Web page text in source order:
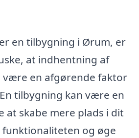
en tilbygning i Ørum, er
at indhentning af
være en afgørende faktor
tilbygning kan være en
at skabe mere plads i dit
og øge